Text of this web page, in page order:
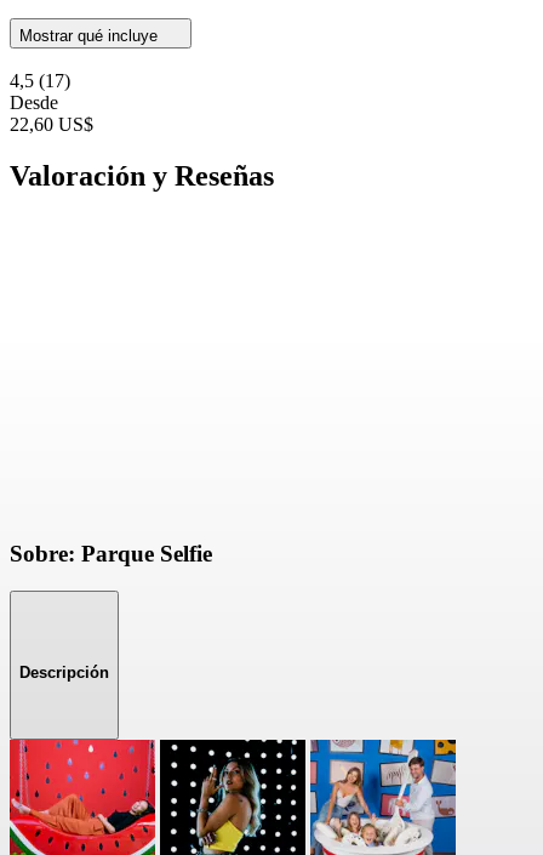
Mostrar qué incluye
4,5 (17)
Desde
22,60 US$
Valoración y Reseñas
Sobre: Parque Selfie
Descripción